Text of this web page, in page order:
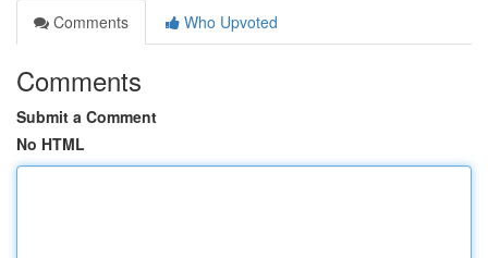
Comments
Who Upvoted
Comments
Submit a Comment
No HTML